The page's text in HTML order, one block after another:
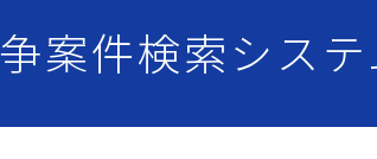
案件検索システ